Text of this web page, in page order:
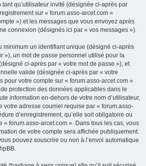
qu’utilisateur invité (désignée ci-après par
sur « forum.asso-arcet.com »
») et les messages que vous envoyez après
connexion (désignés ici par « vos messages »).
minimum un identifiant unique (désigné ci-après
»), un mot de passe personnel utilisé pour la
ci-après par « votre mot de passe »), et
valide (désignée ci-après par « votre
pour votre compte sur « forum.asso-arcet.com »
protection des données applicables dans le
information en-dehors de votre nom d’utilisateur,
votre adresse courriel requise par « forum.asso-
d’enregistrement, qu’elle soit obligatoire ou
« forum.asso-arcet.com ». Dans tous les cas, vous
de votre compte sera affichée publiquement.
pouvez souscrire ou non à l’envoi automatique